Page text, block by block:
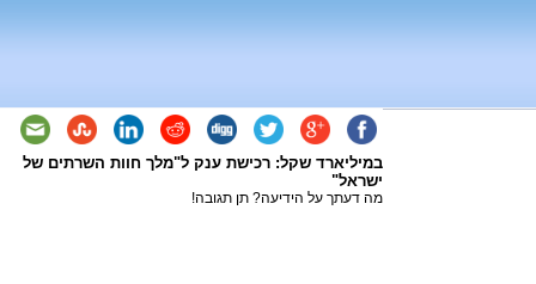
במיליארד שקל: רכישת ענק ל"מלך חוות השרתים של
ישראל"
מה דעתך על הידיעה? תן תגובה!